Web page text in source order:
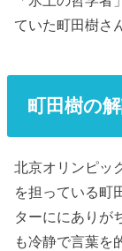
ていた町田樹さ
町田樹の
北京オリンピッ
を担っている町
ターににありが
も冷静で言葉を